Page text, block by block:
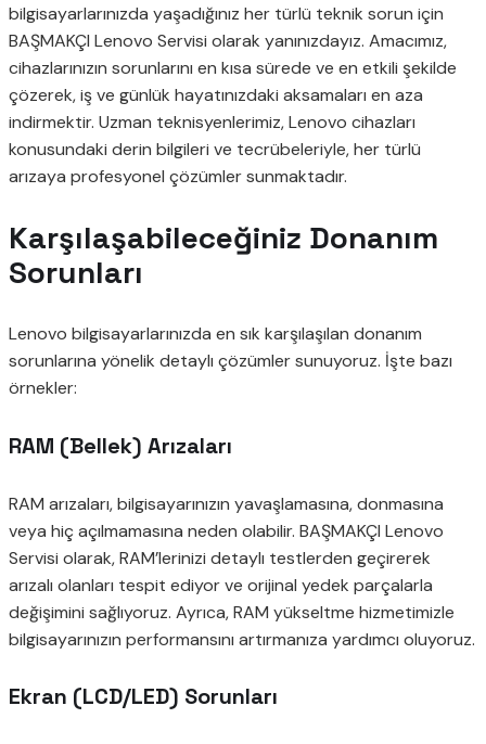
bilgisayarlarınızda yaşadığınız her türlü teknik sorun için
BAŞMAKÇI Lenovo Servisi olarak yanınızdayız. Amacımız,
cihazlarınızın sorunlarını en kısa sürede ve en etkili şekilde
çözerek, iş ve günlük hayatınızdaki aksamaları en aza
indirmektir. Uzman teknisyenlerimiz, Lenovo cihazları
konusundaki derin bilgileri ve tecrübeleriyle, her türlü
arızaya profesyonel çözümler sunmaktadır.
Karşılaşabileceğiniz Donanım
Sorunları
Lenovo bilgisayarlarınızda en sık karşılaşılan donanım
sorunlarına yönelik detaylı çözümler sunuyoruz. İşte bazı
örnekler:
RAM (Bellek) Arızaları
RAM arızaları, bilgisayarınızın yavaşlamasına, donmasına
veya hiç açılmamasına neden olabilir. BAŞMAKÇI Lenovo
Servisi olarak, RAM’lerinizi detaylı testlerden geçirerek
arızalı olanları tespit ediyor ve orijinal yedek parçalarla
değişimini sağlıyoruz. Ayrıca, RAM yükseltme hizmetimizle
bilgisayarınızın performansını artırmanıza yardımcı oluyoruz.
Ekran (LCD/LED) Sorunları